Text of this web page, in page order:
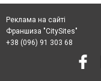
Реклама на сайті
Франшиза "CitySites"
+38 (096) 91 303 68